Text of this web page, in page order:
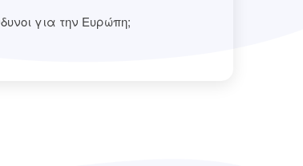
για την Ευρώπη;